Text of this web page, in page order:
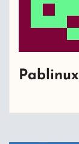
Pablinux